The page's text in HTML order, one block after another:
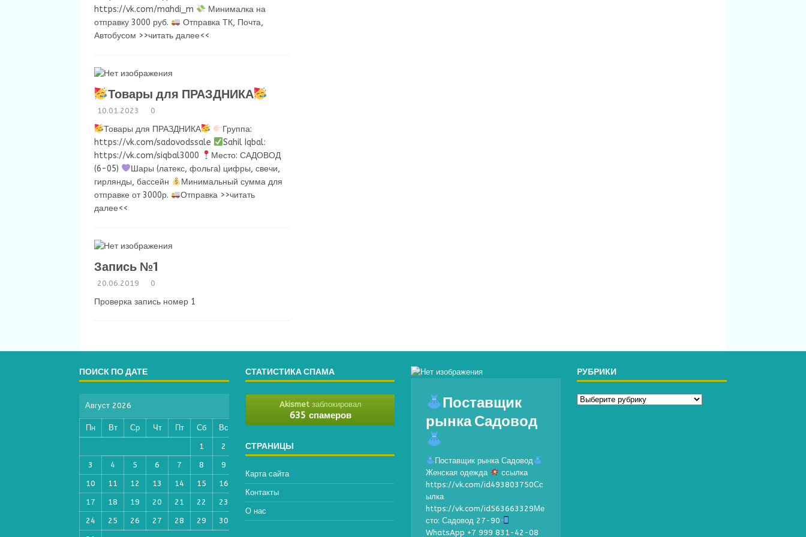
https://vk.com/mahdi_m
Минималка на
отправку 3000 руб.
Отправка ТК, Почта,
Автобусом >>читать далее<<
Товары для ПРАЗДНИКА
10.01.2023 0
Товары для ПРАЗДНИКА
Группа:
https://vk.com/sadovodssale
Sahil Iqbal:
https://vk.com/siqbal3000
Место: САДОВОД
(6-05)
Шары (латекс, фольга) цифры, свечи,
гирлянды, бассейн
Минимальный сумма для
отправке от 3000р.
Отправка >>читать
далее<<
Запись №1
20.06.2019 0
Проверка запись номер 1
ПОИСК ПО ДАТЕ
Август 2026
Пн Вт Ср Чт Пт Сб Вс
1 2
3 4 5 6 7 8 9
10 11 12 13 14 15 16
17 18 19 20 21 22 23
24 25 26 27 28 29 30
СТАТИСТИКА СПАМА
Akismet заблокировал
635 спамеров
СТРАНИЦЫ
Карта сайта
Контакты
О нас
Поставщик
рынка Садовод
Поставщик рынка Садовод
Женская одежда
ссылка
https://vk.com/id493803750Сс
ылка
https://vk.com/id563663329Ме
сто: Садовод 27-90
WhatsApp +7 999 831-42-08
РУБРИКИ